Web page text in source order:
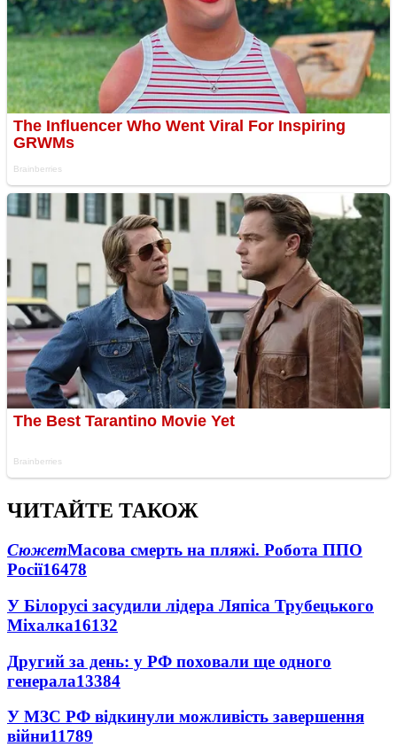
ЧИТАЙТЕ ТАКОЖ
СюжетМасова смерть на пляжі. Робота ППО
Росії16478
У Білорусі засудили лідера Ляпіса Трубецького
Міхалка16132
Другий за день: у РФ поховали ще одного
генерала13384
У МЗС РФ відкинули можливість завершення
війни11789